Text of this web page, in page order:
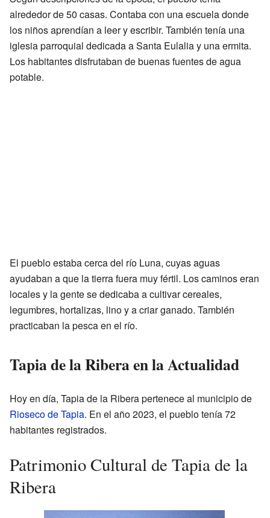
alrededor de 50 casas. Contaba con una escuela donde
los niños aprendían a leer y escribir. También tenía una
iglesia parroquial dedicada a Santa Eulalia y una ermita.
Los habitantes disfrutaban de buenas fuentes de agua
potable.
El pueblo estaba cerca del río Luna, cuyas aguas
ayudaban a que la tierra fuera muy fértil. Los caminos eran
locales y la gente se dedicaba a cultivar cereales,
legumbres, hortalizas, lino y a criar ganado. También
practicaban la pesca en el río.
Tapia de la Ribera en la Actualidad
Hoy en día, Tapia de la Ribera pertenece al municipio de
Rioseco de Tapia. En el año 2023, el pueblo tenía 72
habitantes registrados.
Patrimonio Cultural de Tapia de la
Ribera